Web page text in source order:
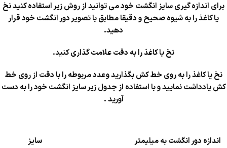
برای اندازه گیری سایز انگشت خود می توانید از روش زیر استفاده کنید نخ
یا کاغذ را به شیوه صحیح و دقیقا مطابق با تصویر دور انگشت خود قرار
دهید.
نخ یا کاغذ را به دقت علامت گذاری کنید.
نخ یا کاغذ را به روی خط کش بگذارید و عدد مربوطه را با دقت از روی خط
کش یادداشت نمایید و با استفاده از جدول زیر سایز انگشت خود را به دست
آورید .
اندازه دور انگشت به میلیمتر سایز